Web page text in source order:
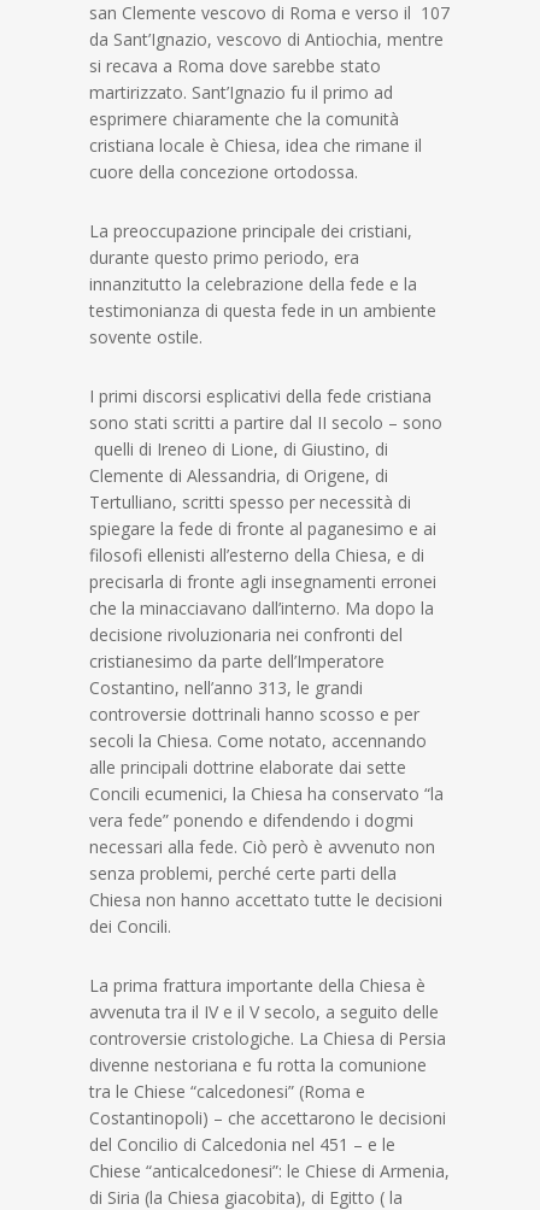
san Clemente vescovo di Roma e verso il 107
da Sant’Ignazio, vescovo di Antiochia, mentre
si recava a Roma dove sarebbe stato
martirizzato. Sant’Ignazio fu il primo ad
esprimere chiaramente che la comunità
cristiana locale è Chiesa, idea che rimane il
cuore della concezione ortodossa.
La preoccupazione principale dei cristiani,
durante questo primo periodo, era
innanzitutto la celebrazione della fede e la
testimonianza di questa fede in un ambiente
sovente ostile.
I primi discorsi esplicativi della fede cristiana
sono stati scritti a partire dal II secolo – sono
quelli di Ireneo di Lione, di Giustino, di
Clemente di Alessandria, di Origene, di
Tertulliano, scritti spesso per necessità di
spiegare la fede di fronte al paganesimo e ai
filosofi ellenisti all’esterno della Chiesa, e di
precisarla di fronte agli insegnamenti erronei
che la minacciavano dall’interno. Ma dopo la
decisione rivoluzionaria nei confronti del
cristianesimo da parte dell’Imperatore
Costantino, nell’anno 313, le grandi
controversie dottrinali hanno scosso e per
secoli la Chiesa. Come notato, accennando
alle principali dottrine elaborate dai sette
Concili ecumenici, la Chiesa ha conservato “la
vera fede” ponendo e difendendo i dogmi
necessari alla fede. Ciò però è avvenuto non
senza problemi, perché certe parti della
Chiesa non hanno accettato tutte le decisioni
dei Concili.
La prima frattura importante della Chiesa è
avvenuta tra il IV e il V secolo, a seguito delle
controversie cristologiche. La Chiesa di Persia
divenne nestoriana e fu rotta la comunione
tra le Chiese “calcedonesi” (Roma e
Costantinopoli) – che accettarono le decisioni
del Concilio di Calcedonia nel 451 – e le
Chiese “anticalcedonesi”: le Chiese di Armenia,
di Siria (la Chiesa giacobita), di Egitto ( la